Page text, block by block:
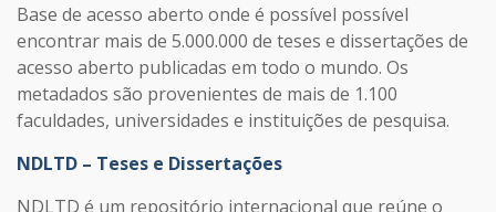
Base de acesso aberto onde é possível possível
encontrar mais de 5.000.000 de teses e dissertações de
acesso aberto publicadas em todo o mundo. Os
metadados são provenientes de mais de 1.100
faculdades, universidades e instituições de pesquisa.
NDLTD – Teses e Dissertações
NDLTD é um repositório internacional que reúne o